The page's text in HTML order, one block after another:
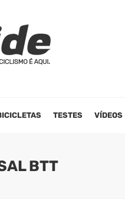
TESTES VÍDEOS
BTT